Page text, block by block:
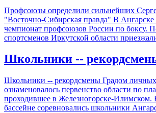
Профсоюзы определили сильнейших
"Восточно-Сибирская правда" В Ангарске
чемпионат профсоюзов России по боксу.
спортсменов Иркутской области
Школьники --
Школьники -- рекордсмены Градом личных
ознаменовалось первенство области по
проходившее в Железногорске-Илимском.
бассейне соревновались школьники